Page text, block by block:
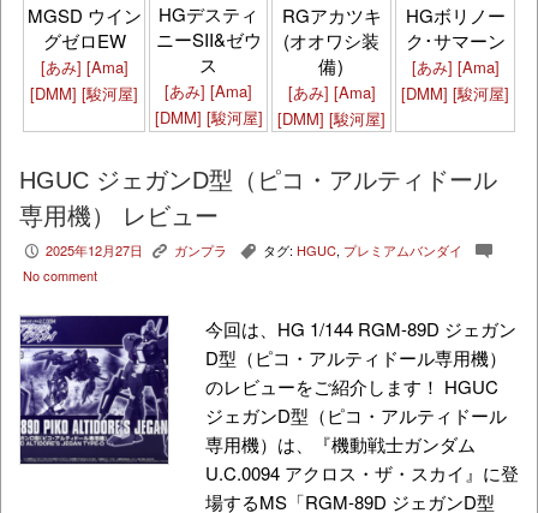
MGSD ウイン
グゼロEW
[あみ] [Ama]
[DMM] [駿河屋]
HGデスティ
ニーSII&ゼウ
ス
[あみ] [Ama]
[DMM] [駿河屋]
RGアカツキ
(オオワシ装
備)
[あみ] [Ama]
[DMM] [駿河屋]
HGボリノー
ク･サマーン
[あみ] [Ama]
[DMM] [駿河屋]
HGUC ジェガンD型（ピコ・アルティドール
専用機） レビュー
P 2025年12月27日 K ガンプラ , タグ: HGUC, プレミアムバンダイ c
No comment
今回は、HG 1/144 RGM-89D ジェガン
D型（ピコ・アルティドール専用機）
のレビューをご紹介します！ HGUC
ジェガンD型（ピコ・アルティドール
専用機）は、『機動戦士ガンダム
U.C.0094 アクロス・ザ・スカイ』に登
場するMS「RGM-89D ジェガンD型